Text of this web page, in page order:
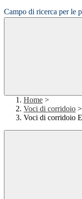
Campo di ricerca per le
Home >
Voci di corridoio >
Voci di corridoio